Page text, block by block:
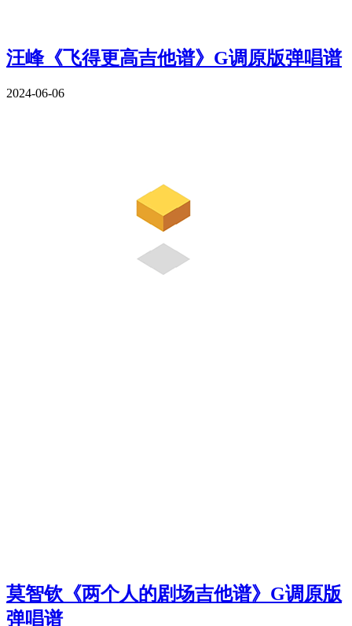
汪峰《飞得更高吉他谱》G调原版弹唱谱
2024-06-06
莫智钦《两个人的剧场吉他谱》G调原版
弹唱谱